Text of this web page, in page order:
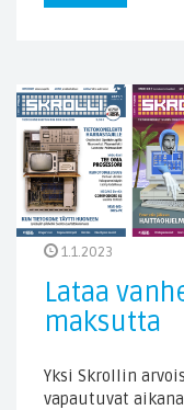
1.1.2023
Lataa
maksutta
Yksi Skrollin
vapautuvat